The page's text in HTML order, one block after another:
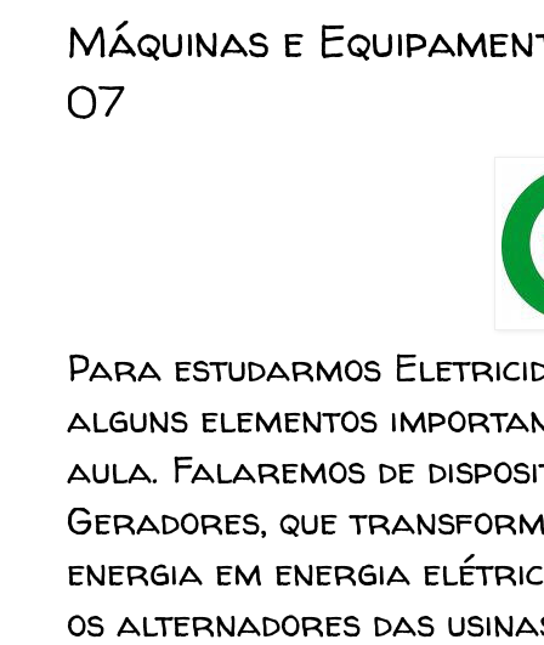
Máquinas e
07
Para estudarmos
alguns elementos
aula. Falaremos de
Geradores, que
energia em energia
os alternadores das